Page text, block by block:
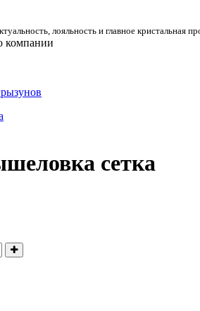
лояльность и главное
компании
сетка